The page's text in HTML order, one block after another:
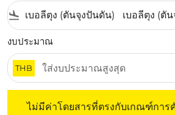
flight_land
งบประมาณ
THB
ไม่มีค่าโดยสารที่ตรงกับเกณฑ์กา